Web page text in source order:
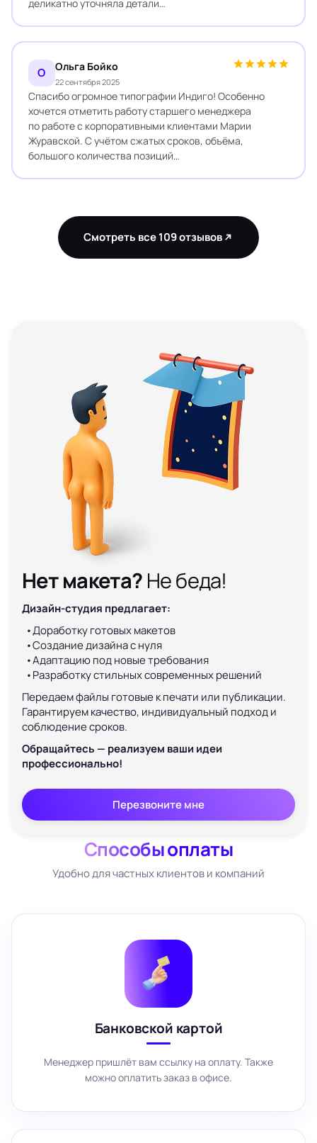
деликатно уточняла детали…
О Ольга Бойко
22 сентября 2025
Спасибо огромное типографии Индиго! Особенно
хочется отметить работу старшего менеджера
по работе с корпоративными клиентами Марии
Журавской. С учётом сжатых сроков, объёма,
большого количества позиций…
Смотреть все 109 отзывов
Нет макета? Не беда!
Дизайн-студия предлагает:
Доработку готовых макетов
Создание дизайна с нуля
Адаптацию под новые требования
Разработку стильных современных решений
Передаем файлы готовые к печати или публикации.
Гарантируем качество, индивидуальный подход и
соблюдение сроков.
Обращайтесь — реализуем ваши идеи
профессионально!
Перезвоните мне
Способы оплаты
Удобно для частных клиентов и компаний
Банковской картой
Менеджер пришлёт вам ссылку на оплату. Также
можно оплатить заказ в офисе.